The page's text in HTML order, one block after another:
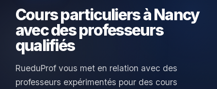
Cours particuliers à Nancy
avec des professeurs
qualifiés
RueduProf vous met en relation avec des
professeurs expérimentés pour des cours